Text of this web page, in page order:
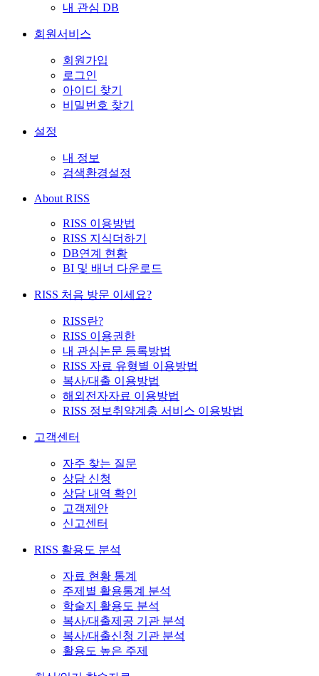
내 관심 DB
회원서비스
회원가입
로그인
아이디 찾기
비밀번호 찾기
설정
내 정보
검색환경설정
About RISS
RISS 이용방법
RISS 지식더하기
DB연계 현황
BI 및 배너 다운로드
RISS 처음 방문 이세요?
RISS란?
RISS 이용권한
내 관심논문 등록방법
RISS 자료 유형별 이용방법
복사/대출 이용방법
해외전자자료 이용방법
RISS 정보취약계층 서비스 이용방법
고객센터
자주 찾는 질문
상담 신청
상담 내역 확인
고객제안
신고센터
RISS 활용도 분석
자료 현황 통계
주제별 활용통계 분석
학술지 활용도 분석
복사/대출제공 기관 분석
복사/대출신청 기관 분석
활용도 높은 주제